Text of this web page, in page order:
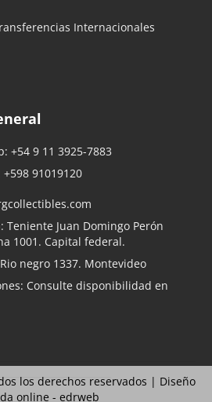
Internacionales
+54 9 11 3925-7883
+598 91019120
Teniente Juan Domingo Perón
1001. Capital federal.
negro 1337. Montevideo
Consulte disponibilidad en
los derechos reservados | Diseño
online - edrweb